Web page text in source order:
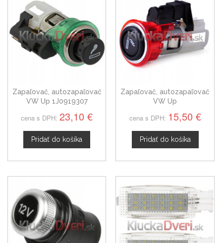
Zapaľovač, autozapaľovač
VW Up 1J0919307
cena s DPH: 23,10 €
Pridať do košíka
Zapaľovač, autozapaľovač
VW Up
cena s DPH: 15,50 €
Pridať do košíka